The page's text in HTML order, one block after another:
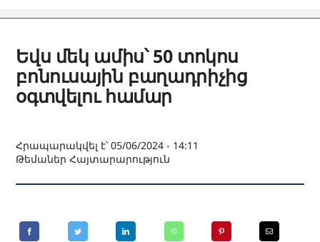
Եվս մեկ ամիս՝ 50 տոկոս
բոնուսային բաղադրիչից
օգտվելու համար
Հրապարակվել է՝ 05/06/2024 - 14:11
ԹեմաներՀայտարարություն